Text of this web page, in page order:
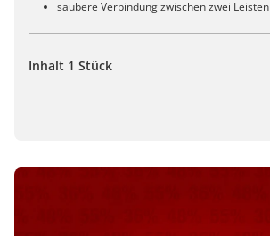
saubere Verbindung zwischen zwei Leisten
Inhalt 1 Stück